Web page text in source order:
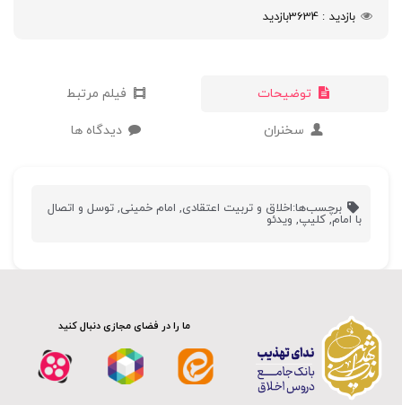
بازدید
3634بازدید
توضیحات فیلم مرتبط
سخنران دیدگاه ها
برچسب‌ها:اخلاق و تربیت اعتقادی, امام خمینی,توسل و اتصال
با امام, کلیپ, ویدئو
ما را در فضای مجازی دنبال کنید